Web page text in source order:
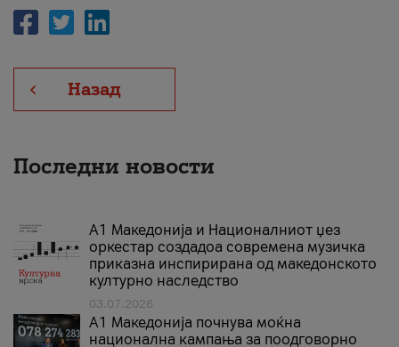
Назад
Последни новости
А1 Македонија и Националниот џез
оркестар создадоа современа музичка
приказна инспирирана од македонското
културно наследство
03.07.2026
A1 Македонија почнува моќна
национална кампања за поодговорно